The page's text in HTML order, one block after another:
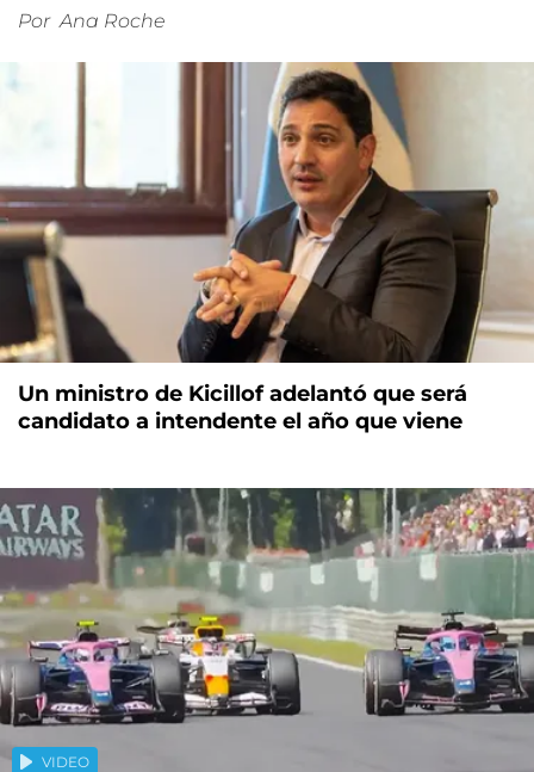
Por Ana Roche
Un ministro de Kicillof adelantó que será
candidato a intendente el año que viene
VIDEO